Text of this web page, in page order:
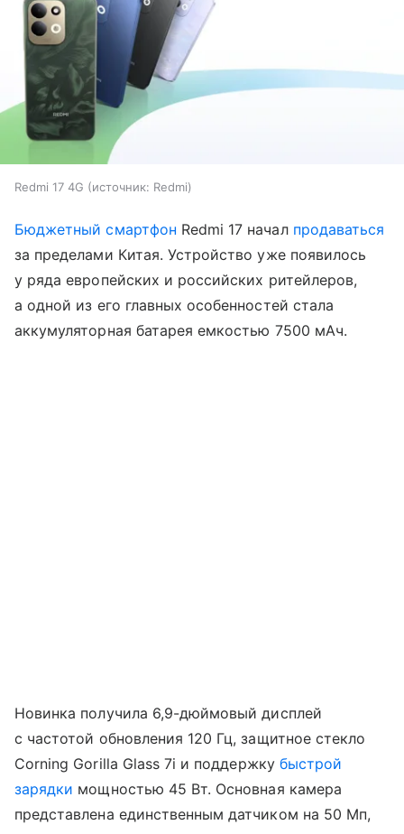
Redmi 17 4G источник: Redmi
Бюджетный смартфон Redmi 17 начал продаваться
за пределами Китая. Устройство уже появилось
у ряда европейских и российских ритейлеров,
а одной из его главных особенностей стала
аккумуляторная батарея емкостью 7500 мАч.
Новинка получила 6,9-дюймовый дисплей
с частотой обновления 120 Гц, защитное стекло
Corning Gorilla Glass 7i и поддержку быстрой
зарядки мощностью 45 Вт. Основная камера
представлена единственным датчиком на 50 Мп,